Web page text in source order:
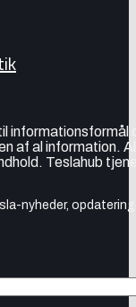
af al information.
Teslahub
nyheder,